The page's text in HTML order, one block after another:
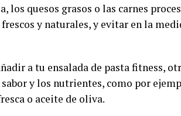
los quesos grasos o las carnes
y naturales, y evitar en la
a tu ensalada de pasta fitness,
y los nutrientes, como por
o aceite de oliva.